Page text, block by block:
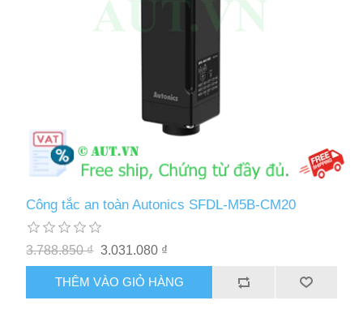
Công tắc an toàn Autonics SFDL-M5B-CM20
3.788.850 ₫ 3.031.080 ₫
THÊM VÀO GIỎ HÀNG